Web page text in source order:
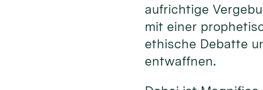
aufrichtige
mit einer
ethische Debatte
entwaffnen.